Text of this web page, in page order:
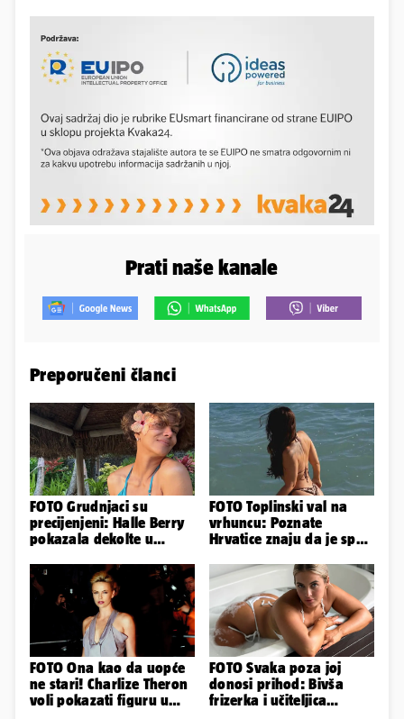
Prati naše kanale
Preporučeni članci
FOTO Grudnjaci su
precijenjeni: Halle Berry
pokazala dekolte u
haljinici
FOTO Toplinski val na
vrhuncu: Poznate
Hrvatice znaju da je spas
FOTO Ona kao da uopće
ne stari! Charlize Theron
voli pokazati figuru u
FOTO Svaka poza joj
donosi prihod: Bivša
frizerka i učiteljica